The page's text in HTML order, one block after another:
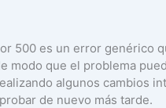
500 es un error genérico
modo que el problema
algunos cambios
de nuevo más tarde.